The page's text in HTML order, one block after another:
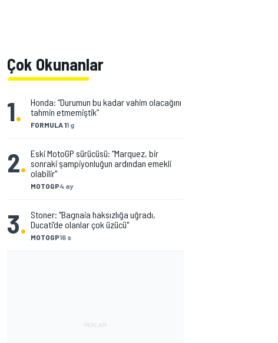
Çok Okunanlar
1. FORMULA 11 g
Honda: “Durumun bu kadar vahim olacağını
tahmin etmemiştik”
2.
MOTOGP4 ay
Eski MotoGP sürücüsü: "Marquez, bir
sonraki şampiyonluğun ardından emekli
olabilir"
3. MOTOGP16 s
Stoner: "Bagnaia haksızlığa uğradı,
Ducati'de olanlar çok üzücü"